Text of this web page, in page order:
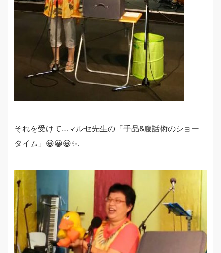
それを受けて…マルセ先生の「手品&腹話術のショー
タイム」😀😀😀✨.